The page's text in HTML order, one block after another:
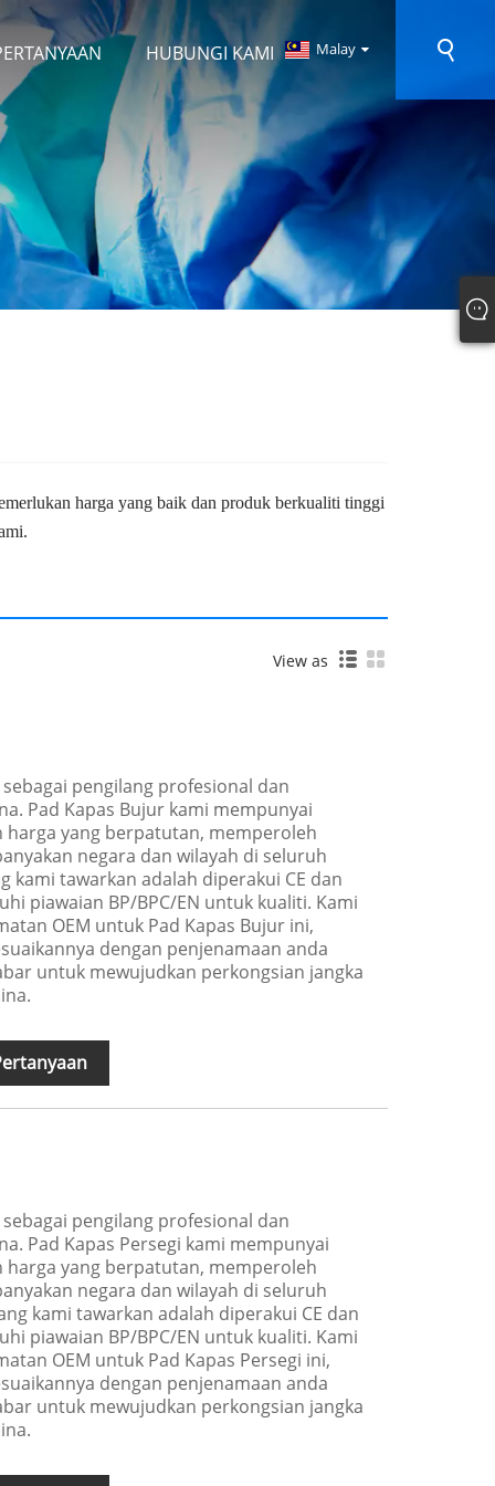
HUBUNGI KAMI Malay
harga yang baik dan produk berkualiti tinggi
View as
pengilang profesional dan
Pad Kapas Bujur kami mempunyai
harga yang berpatutan, memperoleh
negara dan wilayah di seluruh
kami tawarkan adalah diperakui CE dan
piawaian BP/BPC/EN untuk kualiti. Kami
OEM untuk Pad Kapas Bujur ini,
dengan penjenamaan anda
untuk mewujudkan perkongsian jangka
pengilang profesional dan
Pad Kapas Persegi kami mempunyai
harga yang berpatutan, memperoleh
negara dan wilayah di seluruh
kami tawarkan adalah diperakui CE dan
piawaian BP/BPC/EN untuk kualiti. Kami
OEM untuk Pad Kapas Persegi ini,
dengan penjenamaan anda
untuk mewujudkan perkongsian jangka